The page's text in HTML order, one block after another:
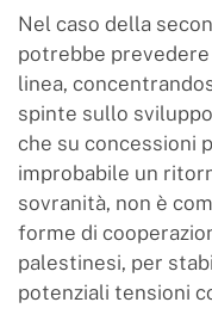
Nel caso della
potrebbe
linea,
spinte sullo
che su concessioni
improbabile un
sovranità, non è
forme di
palestinesi, per
potenziali tensioni